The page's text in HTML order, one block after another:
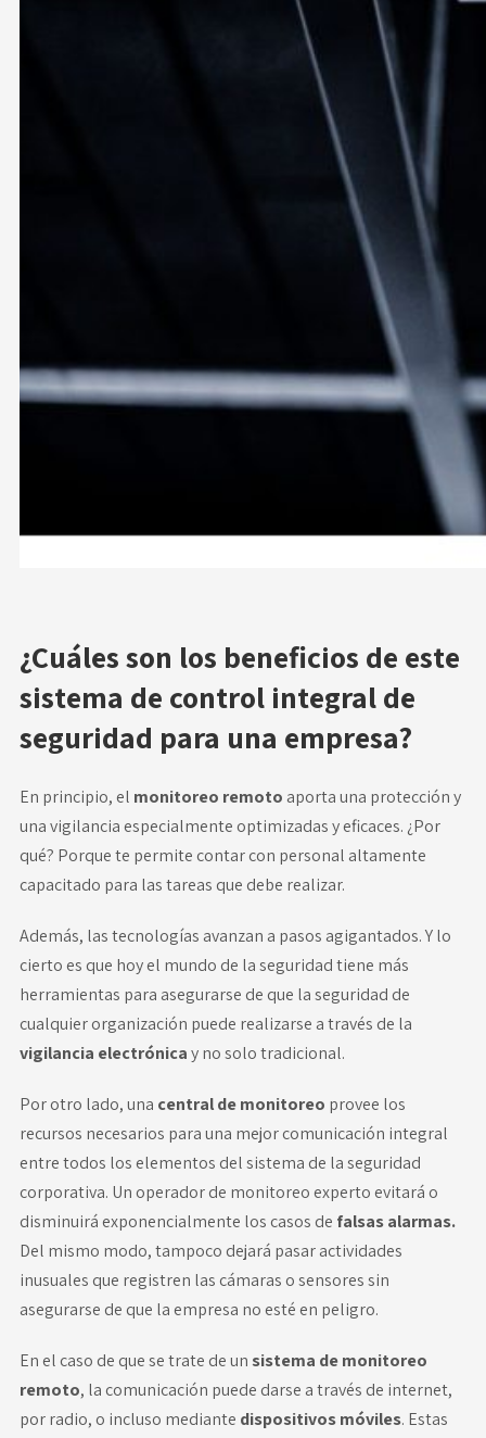
¿Cuáles son los beneficios de este
sistema de control integral de
seguridad para una empresa?
En principio, el monitoreo remoto aporta una protección y
una vigilancia especialmente optimizadas y eficaces. ¿Por
qué? Porque te permite contar con personal altamente
capacitado para las tareas que debe realizar.
Además, las tecnologías avanzan a pasos agigantados. Y lo
cierto es que hoy el mundo de la seguridad tiene más
herramientas para asegurarse de que la seguridad de
cualquier organización puede realizarse a través de la
vigilancia electrónicay no solo tradicional.
Por otro lado, una central de monitoreo provee los
recursos necesarios para una mejor comunicación integral
entre todos los elementos del sistema de la seguridad
corporativa. Un operador de monitoreo experto evitará o
disminuirá exponencialmente los casos de falsas alarmas.
Del mismo modo, tampoco dejará pasar actividades
inusuales que registren las cámaras o sensores sin
asegurarse de que la empresa no esté en peligro.
En el caso de que se trate de un sistema de monitoreo
remoto, la comunicación puede darse a través de internet,
por radio, o incluso mediante dispositivos móviles. Estas